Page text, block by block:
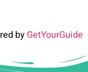
byGetYourGuide